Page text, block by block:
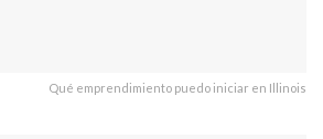
Qué emprendimiento puedo iniciar en Illinois